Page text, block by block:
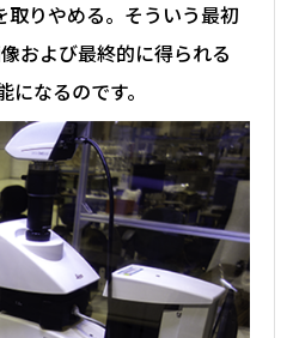
取りやめる。そういう最初
および最終的に得られる
になるのです。